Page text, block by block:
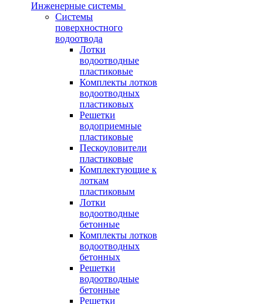
Инженерные системы
Системы
поверхностного
водоотвода
Лотки
водоотводные
пластиковые
Комплекты лотков
водоотводных
пластиковых
Решетки
водоприемные
пластиковые
Пескоуловители
пластиковые
Комплектующие к
лоткам
пластиковым
Лотки
водоотводные
бетонные
Комплекты лотков
водоотводных
бетонных
Решетки
водоотводные
бетонные
Решетки